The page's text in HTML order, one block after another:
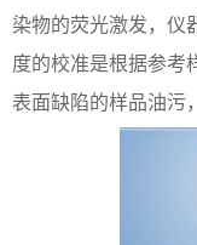
染物的荧光激发，仪
度的校准是根据参考
表面缺陷的样品油污